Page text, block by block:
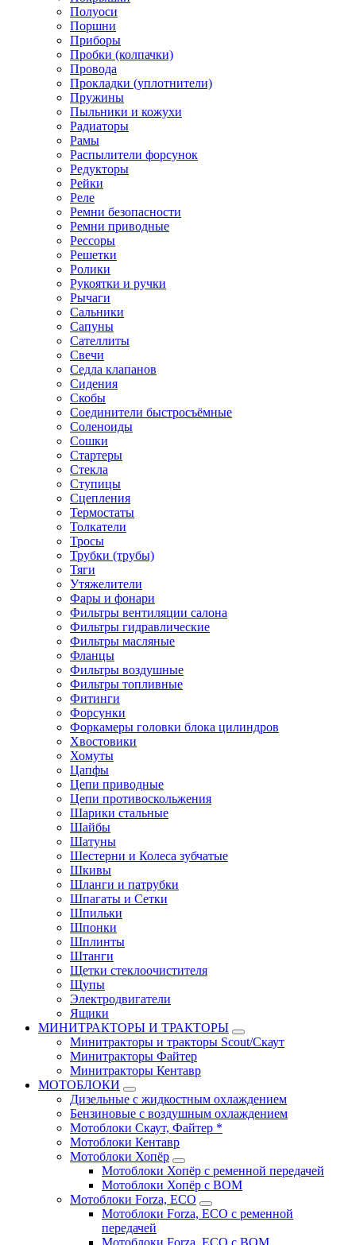
Полуоси
Поршни
Приборы
Пробки (колпачки)
Провода
Прокладки (уплотнители)
Пружины
Пыльники и кожухи
Радиаторы
Рамы
Распылители форсунок
Редукторы
Рейки
Реле
Ремни безопасности
Ремни приводные
Рессоры
Решетки
Ролики
Рукоятки и ручки
Рычаги
Сальники
Сапуны
Сателлиты
Свечи
Седла клапанов
Сидения
Скобы
Соединители быстросъёмные
Соленоиды
Сошки
Стартеры
Стекла
Ступицы
Сцепления
Термостаты
Толкатели
Тросы
Трубки (трубы)
Тяги
Утяжелители
Фары и фонари
Фильтры вентиляции салона
Фильтры гидравлические
Фильтры масляные
Фланцы
Фильтры воздушные
Фильтры топливные
Фитинги
Форсунки
Форкамеры головки блока цилиндров
Хвостовики
Хомуты
Цапфы
Цепи приводные
Цепи противоскольжения
Шарики стальные
Шайбы
Шатуны
Шестерни и Колеса зубчатые
Шкивы
Шланги и патрубки
Шпагаты и Сетки
Шпильки
Шпонки
Шплинты
Штанги
Щетки стеклоочистителя
Щупы
Электродвигатели
Ящики
МИНИТРАКТОРЫ И ТРАКТОРЫ
Минитракторы и тракторы Scout/Скаут
Минитракторы Файтер
Минитракторы Кентавр
МОТОБЛОКИ
Дизельные с жидкостным охлаждением
Бензиновые с воздушным охлаждением
Мотоблоки Скаут, Файтер *
Мотоблоки Кентавр
Мотоблоки Хопёр
Мотоблоки Хопёр с ременной передачей
Мотоблоки Хопёр с ВОМ
Мотоблоки Forza, ECO
Мотоблоки Forza, ЕСО с ременной
передачей
Мотоблоки Forza, ЕСО с ВОМ